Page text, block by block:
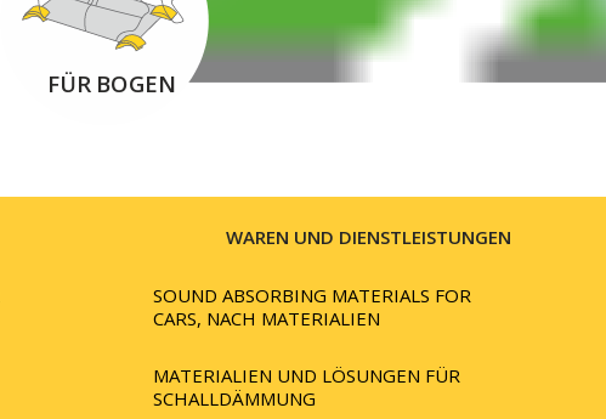
FÜR BOGEN
WAREN UND DIENSTLEISTUNGEN
SOUND ABSORBING MATERIALS FOR
CARS, NACH MATERIALIEN
MATERIALIEN UND LÖSUNGEN FÜR
SCHALLDÄMMUNG